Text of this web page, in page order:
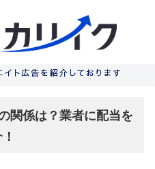
関係は？業者に配当を